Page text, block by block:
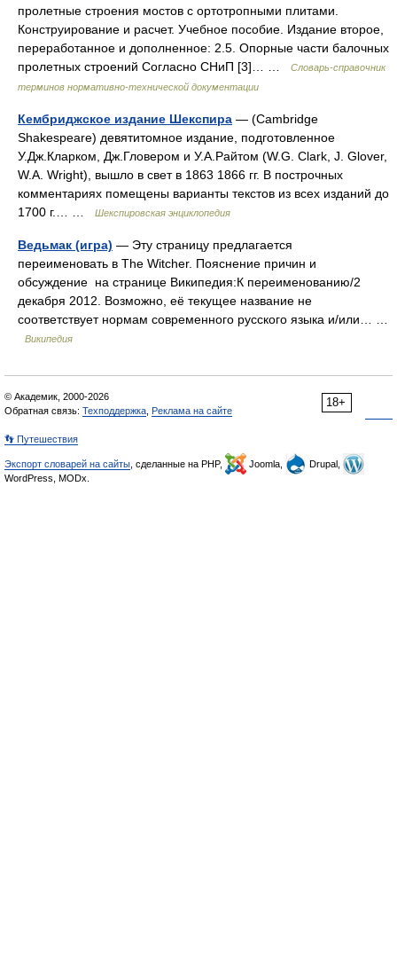
пролетные строения мостов с ортотропными плитами.
Конструирование и расчет. Учебное пособие. Издание второе,
переработанное и дополненное: 2.5. Опорные части балочных
пролетных строений Согласно СНиП [3]… …
Словарь-справочник
терминов нормативно-технической документации
Кембриджское издание Шекспира — (Cambridge
Shakespeare) девятитомное издание, подготовленное
У.Дж.Кларком, Дж.Гловером и У.А.Райтом (W.G. Clark, J. Glover,
W.A. Wright), вышло в свет в 1863 1866 гг. В построчных
комментариях помещены варианты текстов из всех изданий до
1700 г.… …
Шекспировская энциклопедия
Ведьмак (игра) — Эту страницу предлагается
переименовать в The Witcher. Пояснение причин и
обсуждение на странице Википедия:К переименованию/2
декабря 2012. Возможно, её текущее название не
соответствует нормам современного русского языка и/или… …
Википедия
18+
© Академик, 2000-2026
Обратная связь: Техподдержка Реклама на сайте
👣 Путешествия
Экспорт словарей на сайты , сделанные на PHP, Joomla,
Drupal,
WordPress, MODx.